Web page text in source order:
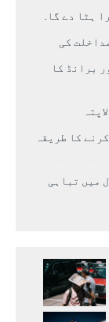
کی
مقامات اور برانڈ کا
کا طریقہ
میں تباہی